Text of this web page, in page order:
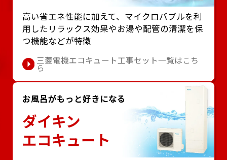
⾼い省エネ性能に加えて、マイクロバブルを利
⽤したリラックス効果やお湯や配管の清潔を保
つ機能などが特徴
三菱電機エコキュート工事セット一覧はこち
ら
お風呂がもっと好きになる
ダイキン
エコキュート